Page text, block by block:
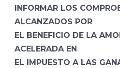
INFORMAR LOS
ALCANZADOS POR
EL BENEFICIO DE LA
ACELERADA EN
EL IMPUESTO A LAS